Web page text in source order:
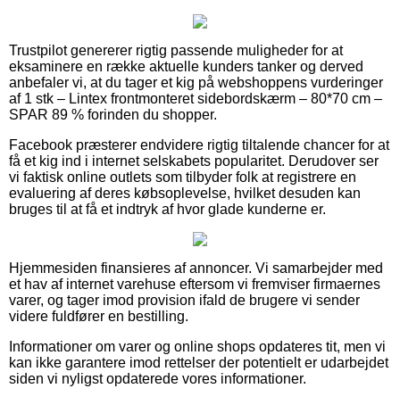
Trustpilot genererer rigtig passende muligheder for at
eksaminere en række aktuelle kunders tanker og derved
anbefaler vi, at du tager et kig på webshoppens vurderinger
af 1 stk – Lintex frontmonteret sidebordskærm – 80*70 cm –
SPAR 89 % forinden du shopper.
Facebook præsterer endvidere rigtig tiltalende chancer for at
få et kig ind i internet selskabets popularitet. Derudover ser
vi faktisk online outlets som tilbyder folk at registrere en
evaluering af deres købsoplevelse, hvilket desuden kan
bruges til at få et indtryk af hvor glade kunderne er.
Hjemmesiden finansieres af annoncer. Vi samarbejder med
et hav af internet varehuse eftersom vi fremviser firmaernes
varer, og tager imod provision ifald de brugere vi sender
videre fuldfører en bestilling.
Informationer om varer og online shops opdateres tit, men vi
kan ikke garantere imod rettelser der potentielt er udarbejdet
siden vi nyligst opdaterede vores informationer.